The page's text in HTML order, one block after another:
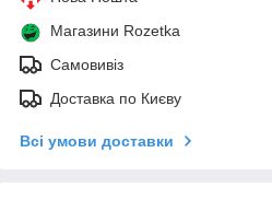
Магазини Rozetka
Самовивіз
Доставка по Києву
Всі умови доставки